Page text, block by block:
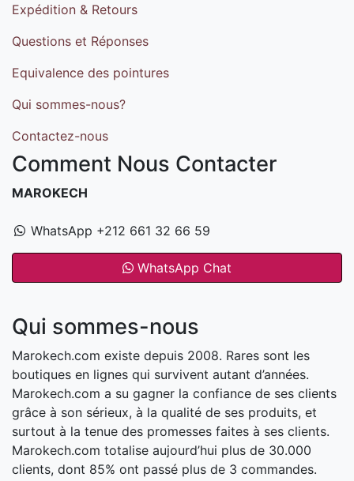
Expédition & Retours
Questions et Réponses
Equivalence des pointures
Qui sommes-nous?
Contactez-nous
Comment Nous Contacter
MAROKECH
WhatsApp +212 661 32 66 59
WhatsApp Chat
Qui sommes-nous
Marokech.com existe depuis 2008. Rares sont les
boutiques en lignes qui survivent autant d’années.
Marokech.com a su gagner la confiance de ses clients
grâce à son sérieux, à la qualité de ses produits, et
surtout à la tenue des promesses faites à ses clients.
Marokech.com totalise aujourd’hui plus de 30.000
clients, dont 85% ont passé plus de 3 commandes.